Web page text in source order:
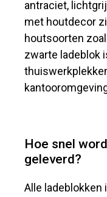
antraciet,
met houtdecor
houtsoorten
zwarte ladeblok
Hoe snel
geleverd?
Alle